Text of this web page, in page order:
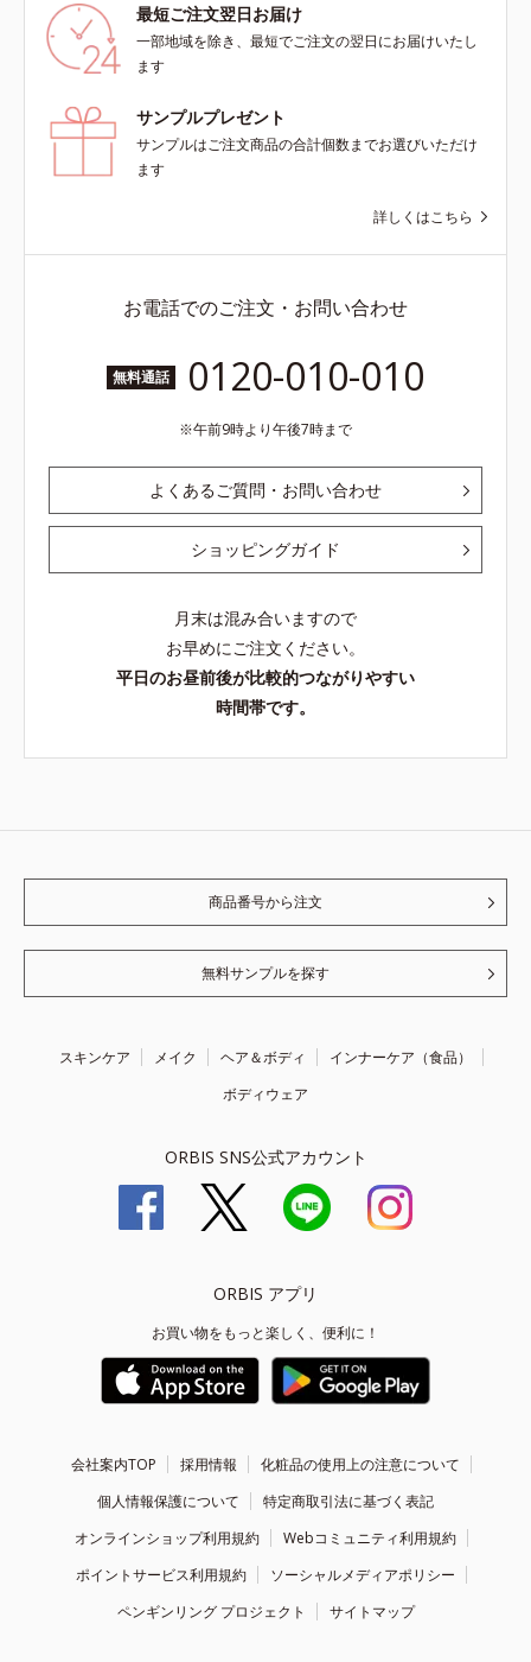
最短ご注文翌日お届け
一部地域を除き、最短でご注文の翌日にお届けいたし
ます
サンプルプレゼント
サンプルはご注文商品の合計個数までお選びいただけ
ます
詳しくはこちら
お電話でのご注文・お問い合わせ
無料通話 0120-010-010
午前9時より午後7時まで
よくあるご質問・お問い合わせ
ショッピングガイド
月末は混み合いますので
お早めにご注文ください。
平日のお昼前後が比較的つながりやすい
時間帯です。
商品番号から注文
無料サンプルを探す
スキンケア メイク ヘア＆ボディ
インナーケア（食品）
ボディウェア
ORBIS SNS公式アカウント
ORBIS アプリ
お買い物をもっと楽しく、便利に！
会社案内TOP 採用情報
化粧品の使用上の注意について
個人情報保護について
特定商取引法に基づく表記
オンラインショップ利用規約
Webコミュニティ利用規約
ポイントサービス利用規約
ソーシャルメディアポリシー
ペンギンリング プロジェクト
サイトマップ